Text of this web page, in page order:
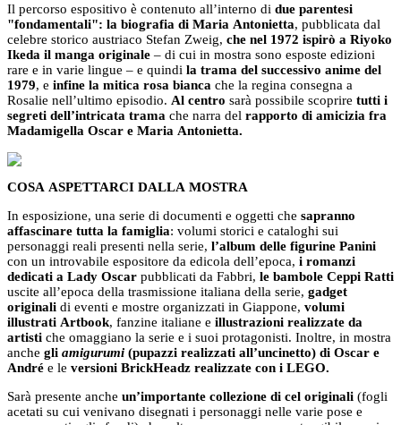
Il percorso espositivo è contenuto all’interno di due parentesi
"fondamentali": la biografia di Maria Antonietta, pubblicata dal
celebre storico austriaco Stefan Zweig, che nel 1972 ispirò a Riyoko
Ikeda il manga originale – di cui in mostra sono esposte edizioni
rare e in varie lingue – e quindi la trama del successivo anime del
1979, e infine la mitica rosa bianca che la regina consegna a
Rosalie nell’ultimo episodio. Al centro sarà possibile scoprire tutti i
segreti dell’intricata trama che narra del rapporto di amicizia fra
Madamigella Oscar e Maria Antonietta.
COSA ASPETTARCI DALLA MOSTRA
In esposizione, una serie di documenti e oggetti che sapranno
affascinare tutta la famiglia: volumi storici e cataloghi sui
personaggi reali presenti nella serie, l’album delle figurine Panini
con un introvabile espositore da edicola dell’epoca, i romanzi
dedicati a Lady Oscar pubblicati da Fabbri,
uscite all’epoca della trasmissione italiana della serie, gadget
originali di eventi e mostre organizzati in Giappone, volumi
illustrati Artbook, fanzine italiane e illustrazioni realizzate da
artisti che omaggiano la serie e i suoi protagonisti. Inoltre, in mostra
anche gli amigurumi (pupazzi realizzati all’uncinetto) di Oscar e
André e le versioni BrickHeadz realizzate con i LEGO.
Sarà presente anche un’importante collezione di cel originali (fogli
acetati su cui venivano disegnati i personaggi nelle varie pose e